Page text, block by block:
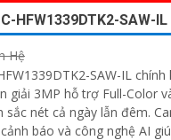
HFW1339DTK2-SAW-IL
Hệ
SAW-IL chính
giải 3MP hỗ trợ Full-Color
cả ngày lẫn đêm. Camera tích hợp
báo và công nghệ AI